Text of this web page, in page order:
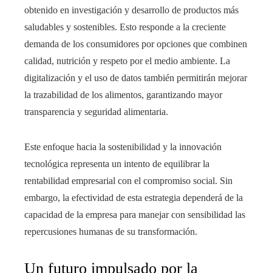
obtenido en investigación y desarrollo de productos más
saludables y sostenibles. Esto responde a la creciente
demanda de los consumidores por opciones que combinen
calidad, nutrición y respeto por el medio ambiente. La
digitalización y el uso de datos también permitirán mejorar
la trazabilidad de los alimentos, garantizando mayor
transparencia y seguridad alimentaria.
Este enfoque hacia la sostenibilidad y la innovación
tecnológica representa un intento de equilibrar la
rentabilidad empresarial con el compromiso social. Sin
embargo, la efectividad de esta estrategia dependerá de la
capacidad de la empresa para manejar con sensibilidad las
repercusiones humanas de su transformación.
Un futuro impulsado por la